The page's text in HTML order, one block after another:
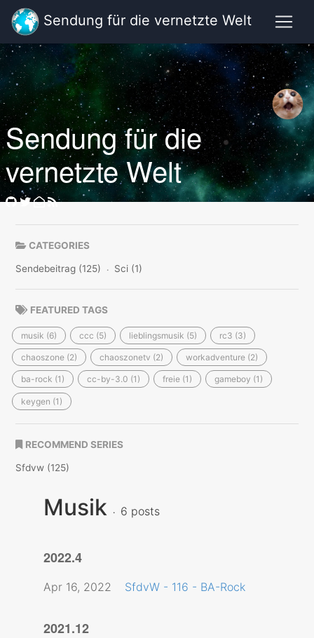
Sendung für die vernetzte Welt
Sendung für die
vernetzte Welt
CATEGORIES
Sendebeitrag (125) Sci (1)
FEATURED TAGS
musik (6) ccc (5) lieblingsmusik (5) rc3 (3)
chaoszone (2) chaoszonetv (2) workadventure (2)
ba-rock (1) cc-by-3.0 (1) freie (1) gameboy (1)
keygen (1)
RECOMMEND SERIES
Sfdvw (125)
Musik 6 posts
2022.4
Apr 16, 2022 SfdvW - 116 - BA-Rock
2021.12